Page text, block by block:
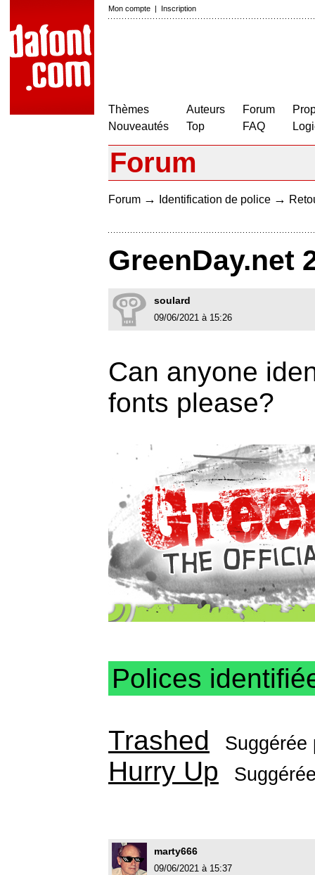
Mon compte | Inscription
Thèmes
Nouveautés
Auteurs
Top
Forum
FAQ
Forum
Forum → Identification de police →
GreenDay.net
soulard
09/06/2021 à 15:26
Can anyone
fonts please?
Polices
Trashed
Hurry Up
marty666
09/06/2021 à 15:37